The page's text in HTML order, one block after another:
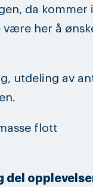
da kommer
være her å
utdeling av
flott
del